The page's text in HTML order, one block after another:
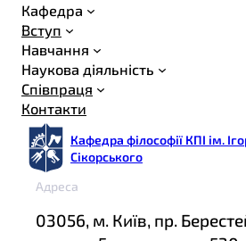
Кафедра
Вступ
Навчання
Наукова діяльність
Співпраця
Контакти
Кафедра філософії КПІ ім.
Сікорського
Адреса
03056, м. Київ, пр.